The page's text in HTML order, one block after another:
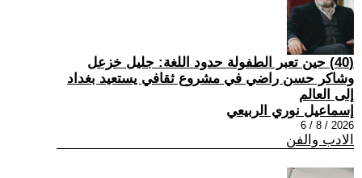
(40) حين تعبر الطفولة حدود اللغة: جليل خزعل
وشاكر حسن راضي في مشروع ثقافي يستعيد بغداد
إلى العالم
إسماعيل نوري الربيعي
2026 / 8 / 6
الادب والفن